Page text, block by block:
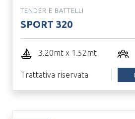
TENDER E BATTELLI
SPORT 320
3.20mt x 1.52mt
Trattativa riservata